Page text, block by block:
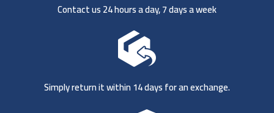
Contact us 24 hours a day, 7 days a week
Simply return it within 14 days for an exchange.